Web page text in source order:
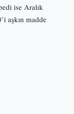
ise Aralık
aşkın madde